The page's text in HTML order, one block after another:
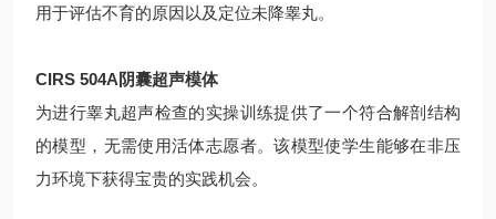
用于评估不育的原因以及定位未降睾丸。
CIRS 504A阴囊超声模体
为进行睾丸超声检查的实操训练提供了一个符合解剖结构
的模型，无需使用活体志愿者。该模型使学生能够在非压
力环境下获得宝贵的实践机会。